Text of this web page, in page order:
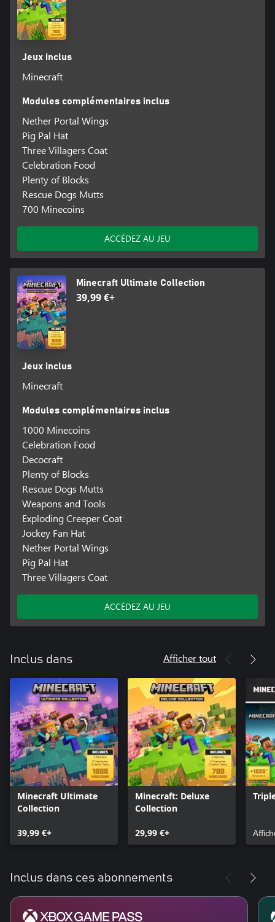
Jeux inclus
Minecraft
Modules complémentaires inclus
Nether Portal Wings
Pig Pal Hat
Three Villagers Coat
Celebration Food
Plenty of Blocks
Rescue Dogs Mutts
700 Minecoins
ACCÉDEZ AU JEU
Minecraft Ultimate Collection
39,99 €+
Jeux inclus
Minecraft
Modules complémentaires inclus
1000 Minecoins
Celebration Food
Decocraft
Plenty of Blocks
Rescue Dogs Mutts
Weapons and Tools
Exploding Creeper Coat
Jockey Fan Hat
Nether Portal Wings
Pig Pal Hat
Three Villagers Coat
ACCÉDEZ AU JEU
Inclus dans Afficher tout
Minecraft Ultimate
Collection
39,99 €+
Minecraft: Deluxe
Collection
29,99 €+
Inclus dans ces abonnements